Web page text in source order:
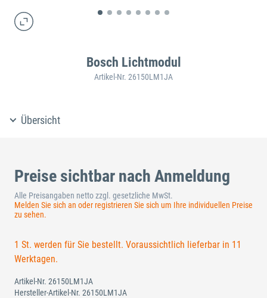
Bosch Lichtmodul
Artikel-Nr. 26150LM1JA
Übersicht
Preise sichtbar nach Anmeldung
Alle Preisangaben netto zzgl. gesetzliche MwSt.
Melden Sie sich an oder registrieren Sie sich um Ihre individuellen Preise
zu sehen.
1 St. werden für Sie bestellt. Voraussichtlich lieferbar in 11
Werktagen.
Artikel-Nr. 26150LM1JA
Hersteller-Artikel-Nr. 26150LM1JA